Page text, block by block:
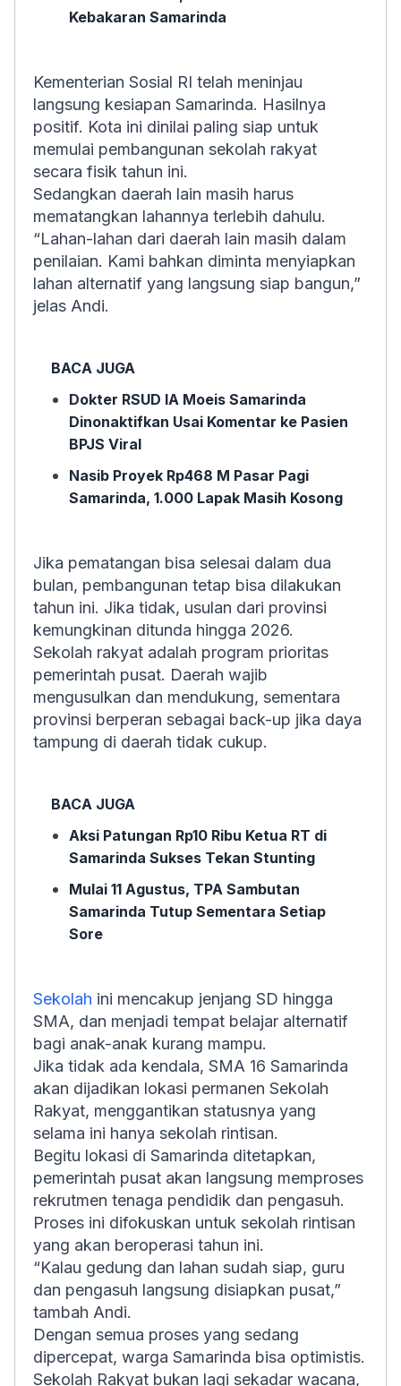
Kebakaran Samarinda
Kementerian Sosial RI telah meninjau
langsung kesiapan Samarinda. Hasilnya
positif. Kota ini dinilai paling siap untuk
memulai pembangunan sekolah rakyat
secara fisik tahun ini.
Sedangkan daerah lain masih harus
mematangkan lahannya terlebih dahulu.
“Lahan-lahan dari daerah lain masih dalam
penilaian. Kami bahkan diminta menyiapkan
lahan alternatif yang langsung siap bangun,”
jelas Andi.
BACA JUGA
Dokter RSUD IA Moeis Samarinda
Dinonaktifkan Usai Komentar ke Pasien
BPJS Viral
Nasib Proyek Rp468 M Pasar Pagi
Samarinda, 1.000 Lapak Masih Kosong
Jika pematangan bisa selesai dalam dua
bulan, pembangunan tetap bisa dilakukan
tahun ini. Jika tidak, usulan dari provinsi
kemungkinan ditunda hingga 2026.
Sekolah rakyat adalah program prioritas
pemerintah pusat. Daerah wajib
mengusulkan dan mendukung, sementara
provinsi berperan sebagai back-up jika daya
tampung di daerah tidak cukup.
BACA JUGA
Aksi Patungan Rp10 Ribu Ketua RT di
Samarinda Sukses Tekan Stunting
Mulai 11 Agustus, TPA Sambutan
Samarinda Tutup Sementara Setiap
Sore
Sekolah ini mencakup jenjang SD hingga
SMA, dan menjadi tempat belajar alternatif
bagi anak-anak kurang mampu.
Jika tidak ada kendala, SMA 16 Samarinda
akan dijadikan lokasi permanen Sekolah
Rakyat, menggantikan statusnya yang
selama ini hanya sekolah rintisan.
Begitu lokasi di Samarinda ditetapkan,
pemerintah pusat akan langsung memproses
rekrutmen tenaga pendidik dan pengasuh.
Proses ini difokuskan untuk sekolah rintisan
yang akan beroperasi tahun ini.
“Kalau gedung dan lahan sudah siap, guru
dan pengasuh langsung disiapkan pusat,”
tambah Andi.
Dengan semua proses yang sedang
dipercepat, warga Samarinda bisa optimistis.
Sekolah Rakyat bukan lagi sekadar wacana,